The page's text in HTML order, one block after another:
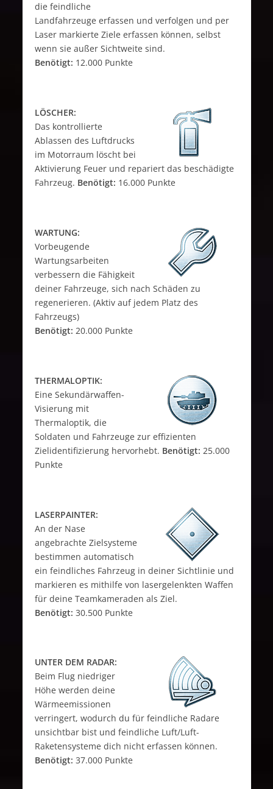
die feindliche
Landfahrzeuge erfassen und verfolgen und per
Laser markierte Ziele erfassen können, selbst
wenn sie außer Sichtweite sind.
Benötigt: 12.000 Punkte
LÖSCHER:
Das kontrollierte
Ablassen des Luftdrucks
im Motorraum löscht bei
Aktivierung Feuer und repariert das beschädigte
Fahrzeug. Benötigt: 16.000 Punkte
WARTUNG:
Vorbeugende
Wartungsarbeiten
verbessern die Fähigkeit
deiner Fahrzeuge, sich nach Schäden zu
regenerieren. (Aktiv auf jedem Platz des
Fahrzeugs)
Benötigt: 20.000 Punkte
THERMALOPTIK:
Eine Sekundärwaffen-
Visierung mit
Thermaloptik, die
Soldaten und Fahrzeuge zur effizienten
Zielidentifizierung hervorhebt. Benötigt: 25.000
Punkte
LASERPAINTER:
An der Nase
angebrachte Zielsysteme
bestimmen automatisch
ein feindliches Fahrzeug in deiner Sichtlinie und
markieren es mithilfe von lasergelenkten Waffen
für deine Teamkameraden als Ziel.
Benötigt: 30.500 Punkte
UNTER DEM RADAR:
Beim Flug niedriger
Höhe werden deine
Wärmeemissionen
verringert, wodurch du für feindliche Radare
unsichtbar bist und feindliche Luft/Luft-
Raketensysteme dich nicht erfassen können.
Benötigt: 37.000 Punkte